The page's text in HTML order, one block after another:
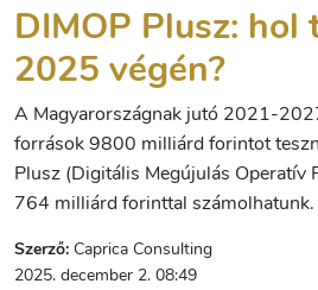
DIMOP Plusz: hol
2025 végén?
A Magyarországnak jutó 2021-
források 9800 milliárd forintot
Plusz (Digitális Megújulás Operatív
764 milliárd forinttal számolhatunk.
Szerző: Caprica Consulting
2025. december 2. 08:49